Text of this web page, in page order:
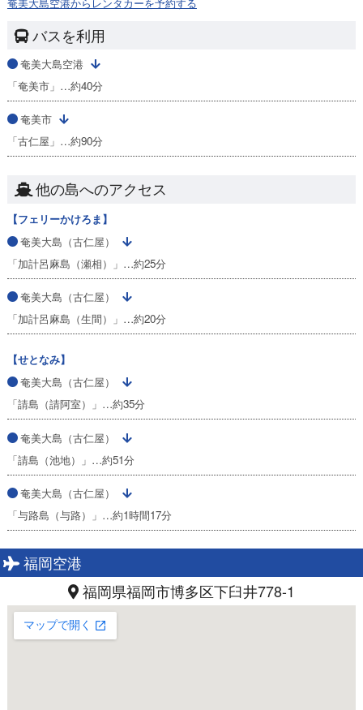
バスを利用
奄美大島空港
「奄美市」…約40分
奄美市
「古仁屋」…約90分
他の島へのアクセス
【フェリーかけろま】
奄美大島（古仁屋）
「加計呂麻島（瀬相）」…約25分
奄美大島（古仁屋）
「加計呂麻島（生間）」…約20分
【せとなみ】
奄美大島（古仁屋）
「請島（請阿室）」…約35分
奄美大島（古仁屋）
「請島（池地）」…約51分
奄美大島（古仁屋）
「与路島（与路）」…約1時間17分
福岡空港
福岡県福岡市博多区下臼井778-1